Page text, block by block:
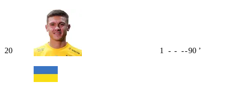
20 1 - - --90 ʼ